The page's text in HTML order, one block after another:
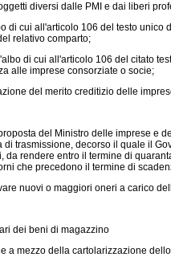
diversi dalle PMI e dai liberi
cui all'articolo 106 del testo unico
relativo comparto;
di cui all'articolo 106 del citato
alle imprese consorziate o socie;
del merito creditizio delle
del Ministro delle imprese e
trasmissione, decorso il quale il
rendere entro il termine di
che precedono il termine di
nuovi o maggiori oneri a carico
dei beni di magazzino
mezzo della cartolarizzazione